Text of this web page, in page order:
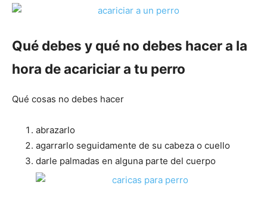
Qué debes y qué no debes hacer a la
hora de acariciar a tu perro
Qué cosas no debes hacer
abrazarlo
agarrarlo seguidamente de su cabeza o cuello
darle palmadas en alguna parte del cuerpo